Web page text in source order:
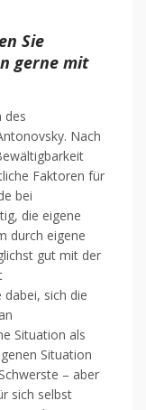
Sie
gerne mit
des
Nach
Faktoren für
bei
die eigene
durch eigene
gut mit der
sich die
Situation als
Situation
– aber
sich selbst